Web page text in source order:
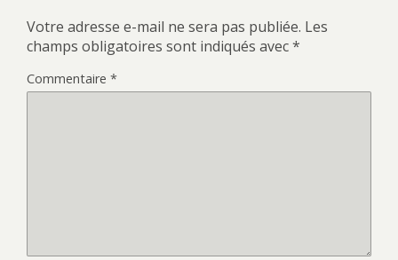
Votre adresse e-mail ne sera pas publiée. Les
champs obligatoires sont indiqués avec*
Commentaire *